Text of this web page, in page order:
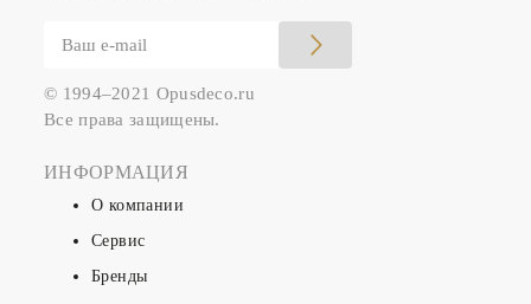
© 1994–2021 Opusdeco.ru
Все права защищены.
ИНФОРМАЦИЯ
О компании
Сервис
Бренды